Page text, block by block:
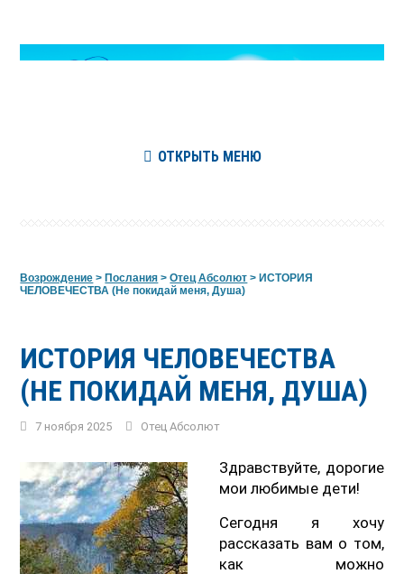
ОТКРЫТЬ МЕНЮ
Возрождение >Послания >Отец Абсолют >ИСТОРИЯ
ЧЕЛОВЕЧЕСТВА (Не покидай меня, Душа)
ИСТОРИЯ ЧЕЛОВЕЧЕСТВА
(НЕ ПОКИДАЙ МЕНЯ, ДУША)
7 ноября 2025 Отец Абсолют
Здравствуйте, дорогие
мои любимые дети!
Сегодня я хочу
рассказать вам о том,
как можно